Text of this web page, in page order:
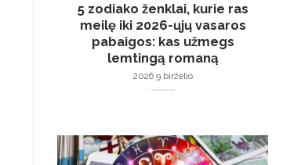
5 zodiako ženklai, kurie ras
meilę iki 2026-ųjų vasaros
pabaigos: kas užmegs
lemtingą romaną
2026 9 birželio